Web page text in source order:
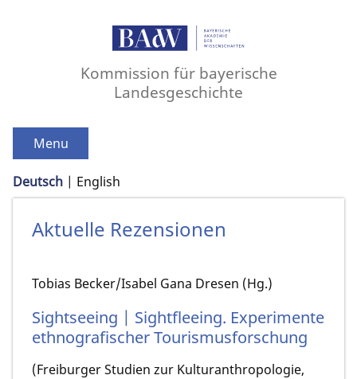
Kommission für bayerische
Landesgeschichte
Menu
Deutsch English
Aktuelle Rezensionen
Tobias Becker/Isabel Gana Dresen (Hg.)
Sightseeing | Sightfleeing. Experimente
ethnografischer Tourismusforschung
(Freiburger Studien zur Kulturanthropologie,